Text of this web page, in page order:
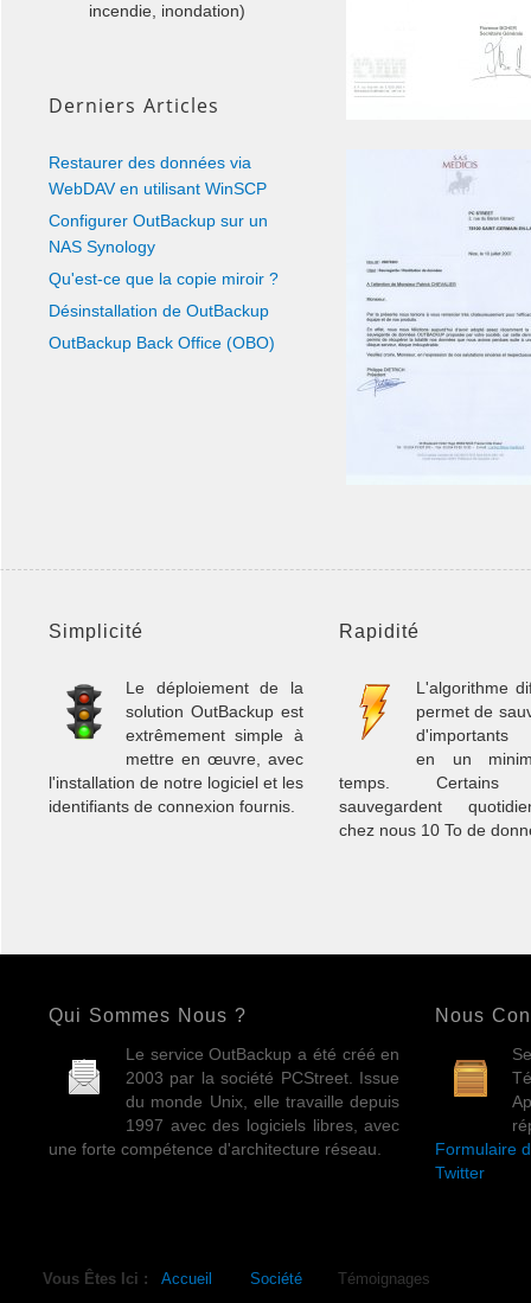
incendie, inondation)
Derniers Articles
Restaurer des données via
WebDAV en utilisant WinSCP
Configurer OutBackup sur un
NAS Synology
Qu'est-ce que la copie miroir ?
Désinstallation de OutBackup
OutBackup Back Office (OBO)
Simplicité
Le déploiement de la
solution OutBackup est
extrêmement simple à
mettre en œuvre, avec
l'installation de notre logiciel et les
identifiants de connexion fournis.
Rapidité
L'algorithme
permet de
d'importants
en un
temps. Certains
sauvegardent
chez nous 10 To de
Qui Sommes Nous ?
Le service OutBackup a été créé en
2003 par la société PCStreet. Issue
du monde Unix, elle travaille depuis
1997 avec des logiciels libres, avec
une forte compétence d'architecture réseau.
Nous
Formulaire
Twitter
Vous Êtes Ici : Accueil Société Témoignages